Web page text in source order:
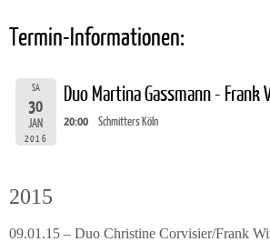
Termin-Informationen:
SA
30
JAN
2016
Duo Martina Gassmann - Frank
20:00 Schmitters Köln
2015
09.01.15 – Duo Christine Corvisier/Frank